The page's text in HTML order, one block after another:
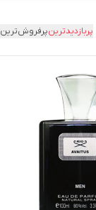
پربازدیدترینپرفروش‌ترین